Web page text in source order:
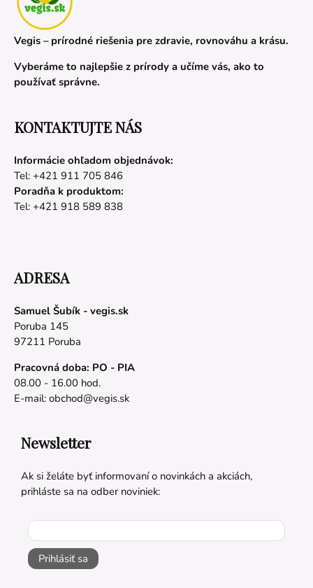
Vegis – prírodné riešenia pre zdravie, rovnováhu a krásu.
Vyberáme to najlepšie z prírody a učíme vás, ako to
používať správne.
KONTAKTUJTE NÁS
Informácie ohľadom objednávok:
Tel: +421 911 705 846
Poradňa k produktom:
Tel: +421 918 589 838
ADRESA
Samuel Šubík - vegis.sk
Poruba 145
97211 Poruba
Pracovná doba: PO - PIA
08.00 - 16.00 hod.
E-mail: obchod@vegis.sk
Newsletter
Ak si želáte byť informovaní o novinkách a akciách,
prihláste sa na odber noviniek:
Prihlásiť sa